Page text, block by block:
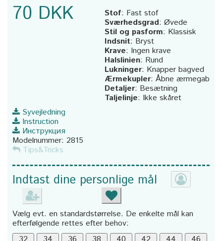
70 DKK Stof: Fast stof
Sværhedsgrad: Øvede
Stil og pasform: Klassisk
Indsnit: Bryst
Krave: Ingen krave
Halslinien: Rund
Lukninger: Knapper bagved
Ærmekupler: Åbne ærmegab
Detaljer: Besætning
Taljelinje: Ikke skåret
Syvejledning
Instruction
Инструкция
Modelnummer: 2815
Tips&Tricks
Indtast dine personlige mål
Vælg evt. en standardstørrelse. De enkelte mål kan
efterfølgende rettes efter behov: